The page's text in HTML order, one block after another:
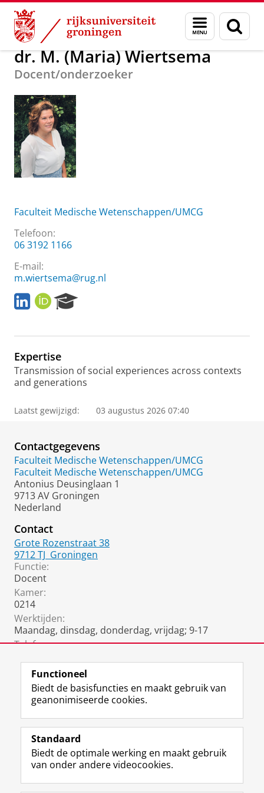
Skip
Content
Skip
Navigation
Menu
en
zoeken
Over ons dr. M. (Maria) Wiertsema
dr. M. (Maria) Wiertsema
Docent/onderzoeker
Faculteit Medische Wetenschappen/UMCG
Telefoon:
06 3192 1166
E-mail:
m.wiertsema@rug.nl
L
i
k
d
I
n
O
R
I
e
c
h
r
l
Expertise
Transmission of social experiences across contexts
and generations
Laatst gewijzigd: 03 augustus 2026 07:40
Contactgegevens
Faculteit Medische Wetenschappen/UMCG
Faculteit Medische Wetenschappen/UMCG
Antonius Deusinglaan 1
9713 AV Groningen
Nederland
Contact
Grote Rozenstraat 38
9712 TJ Groningen
Functie:
Docent
Kamer:
0214
Werktijden:
Maandag, dinsdag, donderdag, vrijdag; 9-17
Telefoon:
Volg de RUG
F
a
e
b
L
i
k
e
R
S
-
f
I
n
t
Y
o
T
Studiekiezers
Functioneel
Biedt de basisfuncties en maakt gebruik van
geanonimiseerde cookies.
Standaard
Biedt de optimale werking en maakt gebruik
van onder andere videocookies.